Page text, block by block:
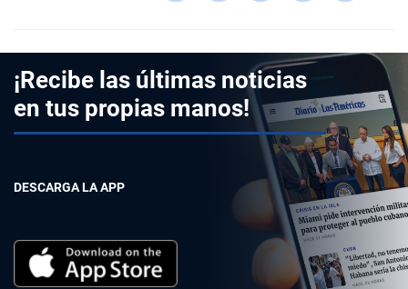
¡Recibe las últimas noticias
en tus propias manos!
DESCARGA LA APP